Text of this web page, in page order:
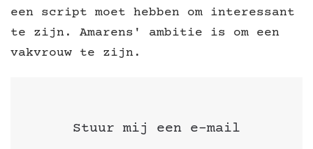
een script moet hebben om interessant
te zijn. Amarens' ambitie is om een
vakvrouw te zijn.
Stuur mij een e-mail